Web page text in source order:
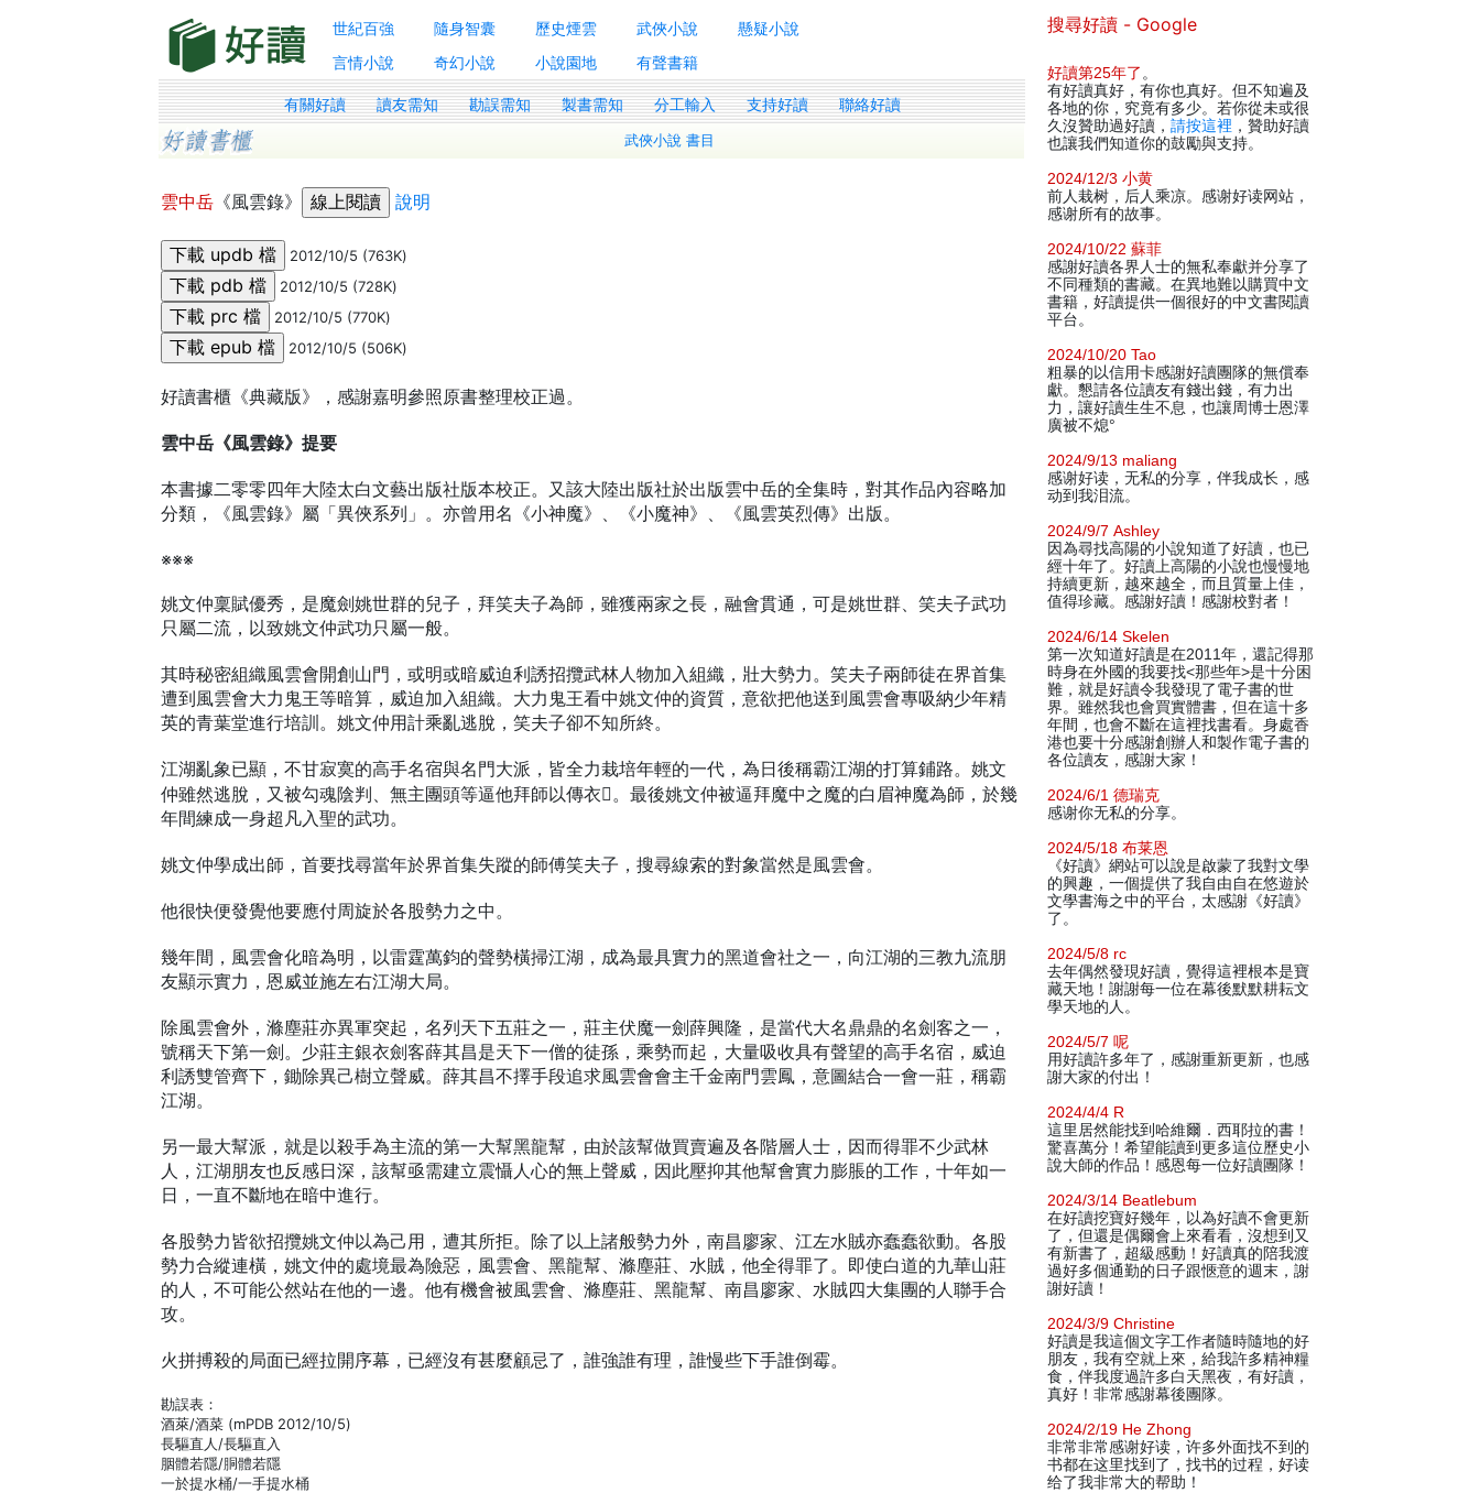
世紀百強 隨身智囊 歷史煙雲 武俠小說
懸疑小說
言情小說
奇幻小說 小說園地 有聲書籍
有關好讀 讀友需知 勘誤需知 製書需知 分工輸入 支持好讀 聯絡好讀
武俠小說 書目
雲中岳 《風雲錄》 說明
2012/10/5 (763K)
2012/10/5 (728K)
2012/10/5 (770K)
2012/10/5 (506K)
好讀書櫃《典藏版》，感謝嘉明參照原書整理校正過。
雲中岳《風雲錄》提要
本書據二零零四年大陸太白文藝出版社版本校正。又該大陸出版社於出版雲中岳的全集時，對其作品內容略加
分類，《風雲錄》屬「異俠系列」。亦曾用名《小神魔》、《小魔神》、《風雲英烈傳》出版。
※※※
姚文仲稟賦優秀，是魔劍姚世群的兒子，拜笑夫子為師，雖獲兩家之長，融會貫通，可是姚世群、笑夫子武功
只屬二流，以致姚文仲武功只屬一般。
其時秘密組織風雲會開創山門，或明或暗威迫利誘招攬武林人物加入組織，壯大勢力。笑夫子兩師徒在界首集
遭到風雲會大力鬼王等暗算，威迫加入組織。大力鬼王看中姚文仲的資質，意欲把他送到風雲會專吸納少年精
英的青葉堂進行培訓。姚文仲用計乘亂逃脫，笑夫子卻不知所終。
江湖亂象已顯，不甘寂寞的高手名宿與名門大派，皆全力栽培年輕的一代，為日後稱霸江湖的打算鋪路。姚文
仲雖然逃脫，又被勾魂陰判、無主團頭等逼他拜師以傳衣。最後姚文仲被逼拜魔中之魔的白眉神魔為師，於幾
年間練成一身超凡入聖的武功。
姚文仲學成出師，首要找尋當年於界首集失蹤的師傅笑夫子，搜尋線索的對象當然是風雲會。
他很快便發覺他要應付周旋於各股勢力之中。
幾年間，風雲會化暗為明，以雷霆萬鈞的聲勢橫掃江湖，成為最具實力的黑道會社之一，向江湖的三教九流朋
友顯示實力，恩威並施左右江湖大局。
除風雲會外，滌塵莊亦異軍突起，名列天下五莊之一，莊主伏魔一劍薛興隆，是當代大名鼎鼎的名劍客之一，
號稱天下第一劍。少莊主銀衣劍客薛其昌是天下一僧的徒孫，乘勢而起，大量吸收具有聲望的高手名宿，威迫
利誘雙管齊下，鋤除異己樹立聲威。薛其昌不擇手段追求風雲會會主千金南門雲鳳，意圖結合一會一莊，稱霸
江湖。
另一最大幫派，就是以殺手為主流的第一大幫黑龍幫，由於該幫做買賣遍及各階層人士，因而得罪不少武林
人，江湖朋友也反感日深，該幫亟需建立震懾人心的無上聲威，因此壓抑其他幫會實力膨脹的工作，十年如一
日，一直不斷地在暗中進行。
各股勢力皆欲招攬姚文仲以為己用，遭其所拒。除了以上諸般勢力外，南昌廖家、江左水賊亦蠢蠢欲動。各股
勢力合縱連橫，姚文仲的處境最為險惡，風雲會、黑龍幫、滌塵莊、水賊，他全得罪了。即使白道的九華山莊
的人，不可能公然站在他的一邊。他有機會被風雲會、滌塵莊、黑龍幫、南昌廖家、水賊四大集團的人聯手合
攻。
火拼搏殺的局面已經拉開序幕，已經沒有甚麼顧忌了，誰強誰有理，誰慢些下手誰倒霉。
勘誤表：
酒萊/酒菜 (mPDB 2012/10/5)
長驅直人/長驅直入
胭體若隱/胴體若隱
一於提水桶/一手提水桶
搜尋好讀 - Google
好讀第25年了 。
有好讀真好，有你也真好。但不知遍及
各地的你，究竟有多少。若你從未或很
久沒贊助過好讀， 請按這裡 ，贊助好讀
也讓我們知道你的鼓勵與支持。
2024/12/3 小黄
前人栽树，后人乘凉。感谢好读网站，
感谢所有的故事。
2024/10/22 蘇菲
感謝好讀各界人士的無私奉獻并分享了
不同種類的書藏。在異地難以購買中文
書籍，好讀提供一個很好的中文書閱讀
平台。
2024/10/20 Tao
粗暴的以信用卡感謝好讀團隊的無償奉
獻。懇請各位讀友有錢出錢，有力出
力，讓好讀生生不息，也讓周博士恩澤
廣被不熄°
2024/9/13 maliang
感谢好读，无私的分享，伴我成长，感
动到我泪流。
2024/9/7 Ashley
因為尋找高陽的小說知道了好讀，也已
經十年了。好讀上高陽的小說也慢慢地
持續更新，越來越全，而且質量上佳，
值得珍藏。感謝好讀！感謝校對者！
2024/6/14 Skelen
第一次知道好讀是在2011年，還記得那
時身在外國的我要找<那些年>是十分困
難，就是好讀令我發現了電子書的世
界。雖然我也會買實體書，但在這十多
年間，也會不斷在這裡找書看。身處香
港也要十分感謝創辦人和製作電子書的
各位讀友，感謝大家！
2024/6/1 德瑞克
感谢你无私的分享。
2024/5/18 布莱恩
《好讀》網站可以說是啟蒙了我對文學
的興趣，一個提供了我自由自在悠遊於
文學書海之中的平台，太感謝《好讀》
了。
2024/5/8 rc
去年偶然發現好讀，覺得這裡根本是寶
藏天地！謝謝每一位在幕後默默耕耘文
學天地的人。
2024/5/7 呢
用好讀許多年了，感謝重新更新，也感
謝大家的付出！
2024/4/4 R
這里居然能找到哈維爾．西耶拉的書！
驚喜萬分！希望能讀到更多這位歷史小
說大師的作品！感恩每一位好讀團隊！
2024/3/14 Beatlebum
在好讀挖寶好幾年，以為好讀不會更新
了，但還是偶爾會上來看看，沒想到又
有新書了，超級感動！好讀真的陪我渡
過好多個通勤的日子跟愜意的週末，謝
謝好讀！
2024/3/9 Christine
好讀是我這個文字工作者隨時隨地的好
朋友，我有空就上來，給我許多精神糧
食，伴我度過許多白天黑夜，有好讀，
真好！非常感謝幕後團隊。
2024/2/19 He Zhong
非常非常感谢好读，许多外面找不到的
书都在这里找到了，找书的过程，好读
给了我非常大的帮助！